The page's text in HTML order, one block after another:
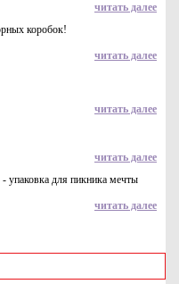
читать далее
коробок!
читать далее
читать далее
читать далее
упаковка для пикника мечты
читать далее